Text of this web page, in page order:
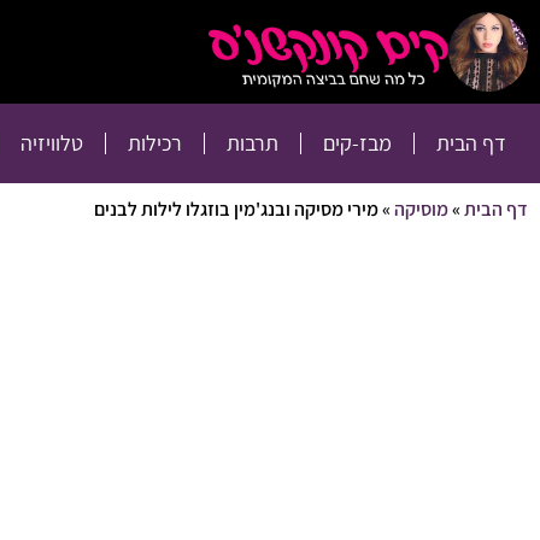
דף הבית מבז-קים תרבות רכילות טלוויזיה
דף הבית»מוסיקה»מירי מסיקה ובנג'מין בוזגלו לילות לבנים